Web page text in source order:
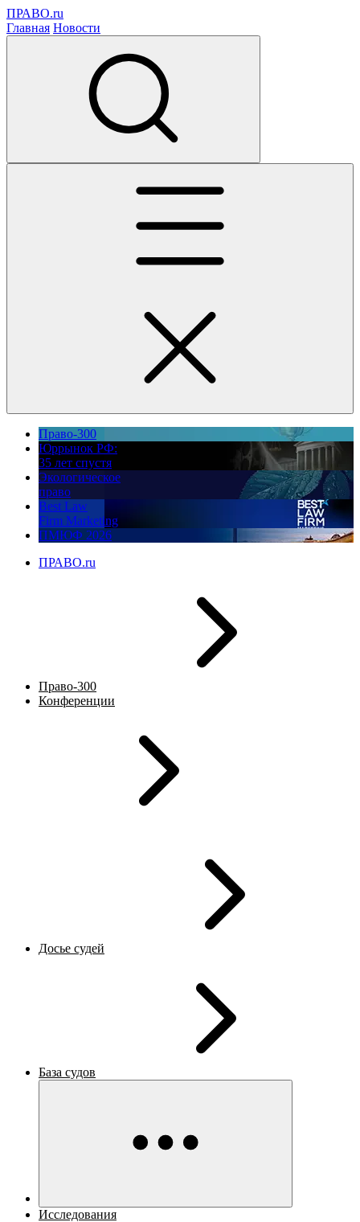
ПРАВО.ru
Главная Новости
Право-300
Юррынок РФ:
35 лет спустя
Экологическое
право
Best Law
Firm Marketing
ПМЮФ 2026
ПРАВО.ru
Право-300
Конференции
Досье судей
База судов
Исследования